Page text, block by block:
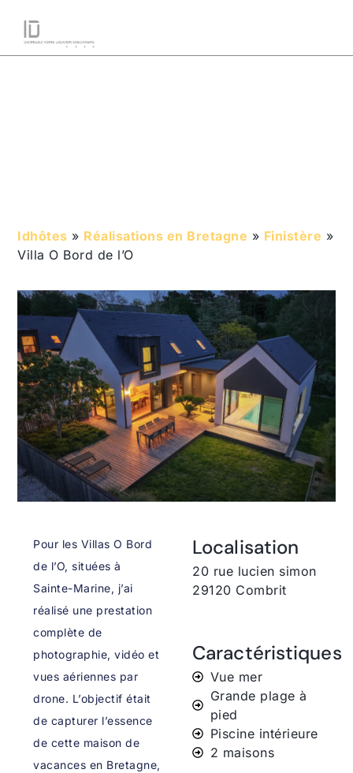
Idhôtes » Réalisations en Bretagne » Finistère »
Villa O Bord de l’O
Pour les Villas O Bord
de l’O, situées à
Sainte-Marine, j’ai
réalisé une prestation
complète de
photographie, vidéo et
vues aériennes par
drone. L’objectif était
de capturer l’essence
de cette maison de
vacances en Bretagne,
Localisation
20 rue lucien simon
29120 Combrit
Caractéristiques
Vue mer
Grande plage à
pied
Piscine intérieure
2 maisons